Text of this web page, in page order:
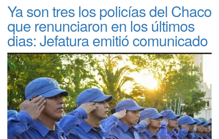
Ya son tres los policías del Chaco
que renunciaron en los últimos
dias: Jefatura emitió comunicado